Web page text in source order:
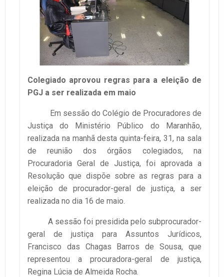
Colegiado aprovou regras para a eleição de
PGJ a ser realizada em maio
Em sessão do Colégio de Procuradores de
Justiça do Ministério Público do Maranhão,
realizada na manhã desta quinta-feira, 31, na sala
de reunião dos órgãos colegiados, na
Procuradoria Geral de Justiça, foi aprovada a
Resolução que dispõe sobre as regras para a
eleição de procurador-geral de justiça, a ser
realizada no dia 16 de maio.
A sessão foi presidida pelo subprocurador-
geral de justiça para Assuntos Jurídicos,
Francisco das Chagas Barros de Sousa, que
representou a procuradora-geral de justiça,
Regina Lúcia de Almeida Rocha.